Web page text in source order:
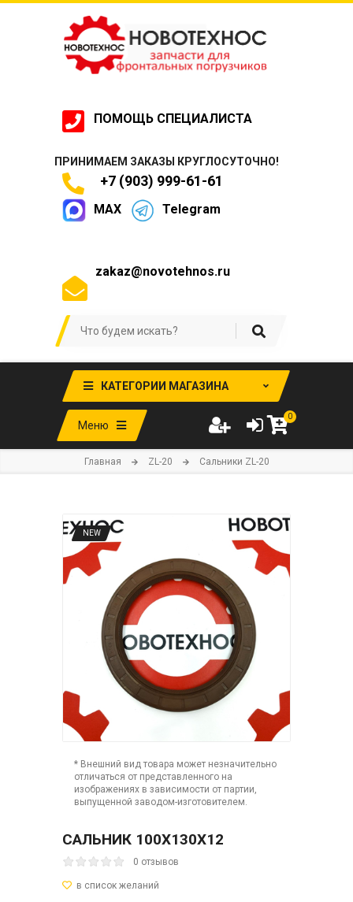
ПОМОЩЬ СПЕЦИАЛИСТА
ПРИНИМАЕМ ЗАКАЗЫ КРУГЛОСУТОЧНО!
+7 (903) 999-61-61
MAX Telegram
zakaz@novotehnos.ru
КАТЕГОРИИ МАГАЗИНА
Меню
0
Главная ZL-20 Сальники ZL-20
NEW
* Внешний вид товара может незначительно
отличаться от представленного на
изображениях в зависимости от партии,
выпущенной заводом-изготовителем.
САЛЬНИК 100Х130Х12
0 отзывов